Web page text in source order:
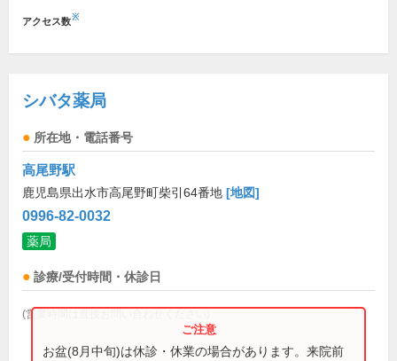
アクセス数※
シバタ薬局
所在地・電話番号
高尾野駅
鹿児島県出水市高尾野町柴引64番地 [地図]
0996-82-0032
薬局
診療/受付時間・休診日
(営業時間は直接お問い合わせください)
お盆(8月中旬)は休診・休業の場合があります。来院前